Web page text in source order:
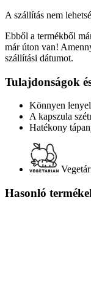
A szállítás nem
Ebből a termékből
már úton van!
szállítási dátumot.
Tulajdonságok
Könnyen
A kapszula
Hatékony
Hasonló